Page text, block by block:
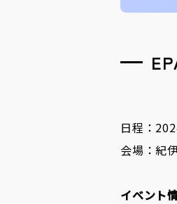
日程：
会場：紀
イベント